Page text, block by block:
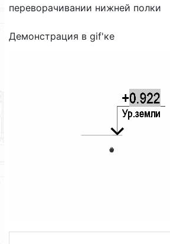
переворачивании нижней полки
Демонстрация в gif'ке